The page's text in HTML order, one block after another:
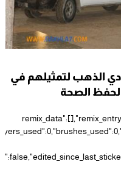
الذهب لتمثيلهم في
لحفظ الصحة